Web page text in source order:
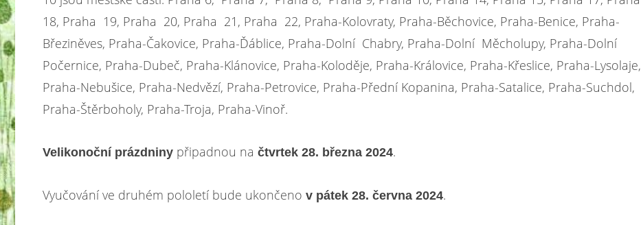
18, Praha 19, Praha 20, Praha 21, Praha 22, Praha-Kolovraty, Praha-Běchovice, Praha-Benice, Praha-
Březiněves, Praha-Čakovice, Praha-Ďáblice, Praha-Dolní Chabry, Praha-Dolní Měcholupy, Praha-Dolní
Počernice, Praha-Dubeč, Praha-Klánovice, Praha-Koloděje, Praha-Královice, Praha-Křeslice, Praha-Lysolaje,
Praha-Nebušice, Praha-Nedvězí, Praha-Petrovice, Praha-Přední Kopanina, Praha-Satalice, Praha-Suchdol,
Praha-Štěrboholy, Praha-Troja, Praha-Vinoř.
Velikonoční prázdniny připadnou na čtvrtek 28. března 2024.
Vyučování ve druhém pololetí bude ukončeno v pátek 28. června 2024.